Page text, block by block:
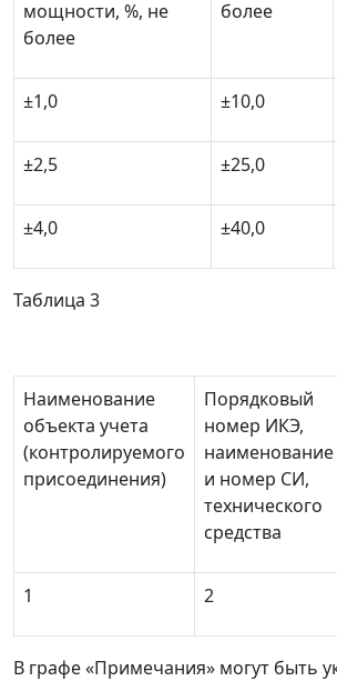
мощности, %, не
более
более
±1,0 ±10,0
±2,5 ±25,0
±4,0 ±40,0
Таблица 3
Наименование
объекта учета
(контролируемого
присоединения)
Порядковый
номер ИКЭ,
наименование
и номер СИ,
технического
средства
1 2
В графе «Примечания» могут быть